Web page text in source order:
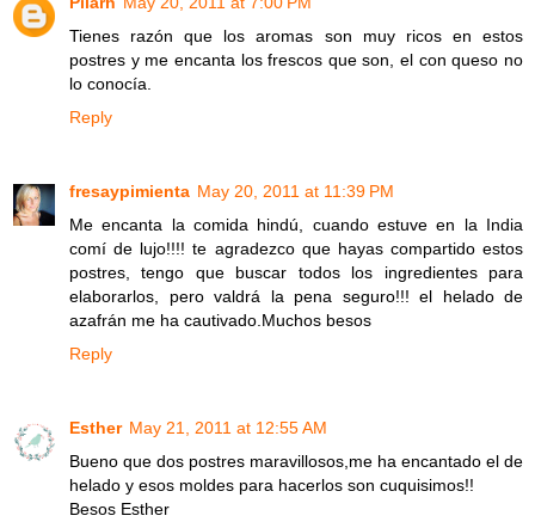
Tienes razón que los aromas son muy ricos en estos
postres y me encanta los frescos que son, el con queso no
lo conocía.
Reply
fresaypimienta May 20, 2011 at 11:39 PM
Me encanta la comida hindú, cuando estuve en la India
comí de lujo!!!! te agradezco que hayas compartido estos
postres, tengo que buscar todos los ingredientes para
elaborarlos, pero valdrá la pena seguro!!! el helado de
azafrán me ha cautivado.Muchos besos
Reply
Esther May 21, 2011 at 12:55 AM
Bueno que dos postres maravillosos,me ha encantado el de
helado y esos moldes para hacerlos son cuquisimos!!
Besos Esther